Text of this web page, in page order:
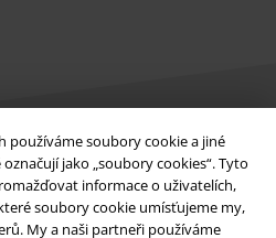
používáme soubory cookie a jiné
jako „soubory cookies“. Tyto
informace o uživatelích,
soubory cookie umísťujeme my,
My a naši partneři používáme